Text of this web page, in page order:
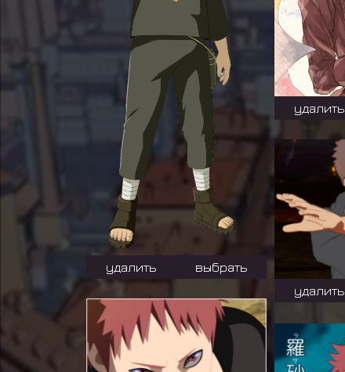
удалить выбрать
удалить
удалить